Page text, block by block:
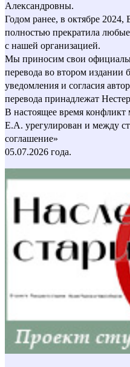
Александровны.
Годом ранее, в октябре 2024,
полностью прекратила
с нашей организацией.
Мы приносим свои
перевода во втором издании
уведомления и согласия
перевода принадлежат
В настоящее время
Е.А. урегулирован и между
соглашение»
05.07.2026 года.